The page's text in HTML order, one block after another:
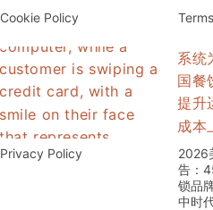
Cookie Policy
Privacy Policy
2026
告：
锁品
中时